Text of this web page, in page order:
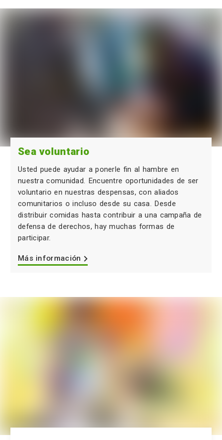
Sea voluntario
Usted puede ayudar a ponerle fin al hambre en
nuestra comunidad. Encuentre oportunidades de ser
voluntario en nuestras despensas, con aliados
comunitarios o incluso desde su casa. Desde
distribuir comidas hasta contribuir a una campaña de
defensa de derechos, hay muchas formas de
participar.
Más información